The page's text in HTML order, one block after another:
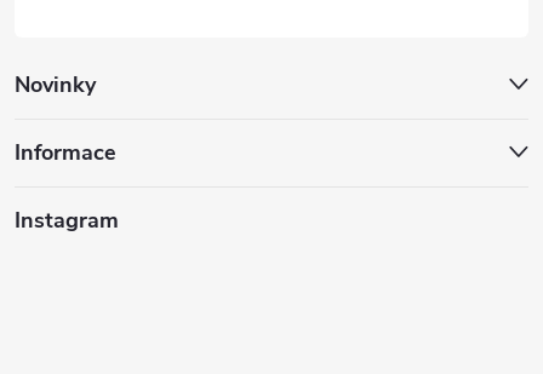
Novinky
Informace
Instagram